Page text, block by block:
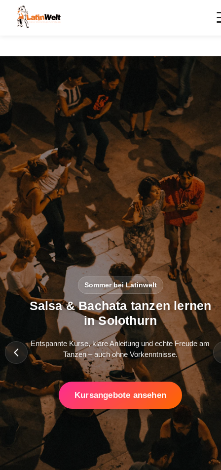
Sommer bei Latinwelt
Salsa & Bachata tanzen lernen
in Solothurn
Entspannte Kurse, klare Anleitung und echte Freude am
Tanzen – auch ohne Vorkenntnisse.
Kursangebote ansehen